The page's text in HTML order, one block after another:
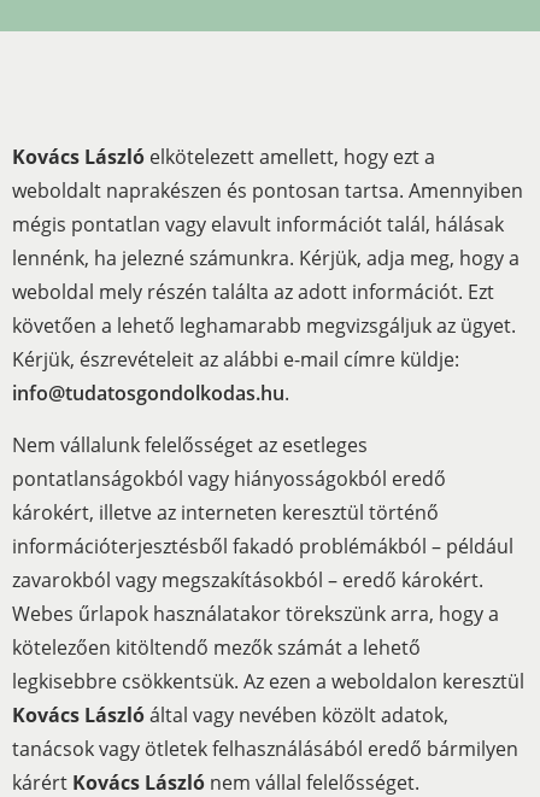
Kovács László elkötelezett amellett, hogy ezt a
weboldalt naprakészen és pontosan tartsa. Amennyiben
mégis pontatlan vagy elavult információt talál, hálásak
lennénk, ha jelezné számunkra. Kérjük, adja meg, hogy a
weboldal mely részén találta az adott információt. Ezt
követően a lehető leghamarabb megvizsgáljuk az ügyet.
Kérjük, észrevételeit az alábbi e-mail címre küldje:
info@tudatosgondolkodas.hu.
Nem vállalunk felelősséget az esetleges
pontatlanságokból vagy hiányosságokból eredő
károkért, illetve az interneten keresztül történő
információterjesztésből fakadó problémákból – például
zavarokból vagy megszakításokból – eredő károkért.
Webes űrlapok használatakor törekszünk arra, hogy a
kötelezően kitöltendő mezők számát a lehető
legkisebbre csökkentsük. Az ezen a weboldalon keresztül
Kovács Lászlóáltal vagy nevében közölt adatok,
tanácsok vagy ötletek felhasználásából eredő bármilyen
kárért Kovács László nem vállal felelősséget.